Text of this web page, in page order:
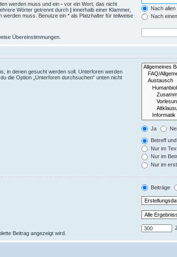
werden muss und ein - vor ein Wort, das nicht
Wörter getrennt durch | innerhalb einer Klammer,
werden muss. Benutze ein * als Platzhalter für teilweise
Nach
Nach
Übereinstimmungen.
in denen gesucht werden soll. Unterforen werden
die Option „Unterforen durchsuchen“ unten nicht
Ja
Betreff
Nur im
Nur im
Nur im
Beiträge
Beitrag angezeigt wird.